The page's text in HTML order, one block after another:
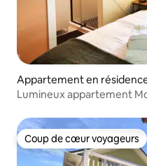
Appartement en
Lumineux appartement
Coup de cœur voyageurs
Coup de cœur voyageurs